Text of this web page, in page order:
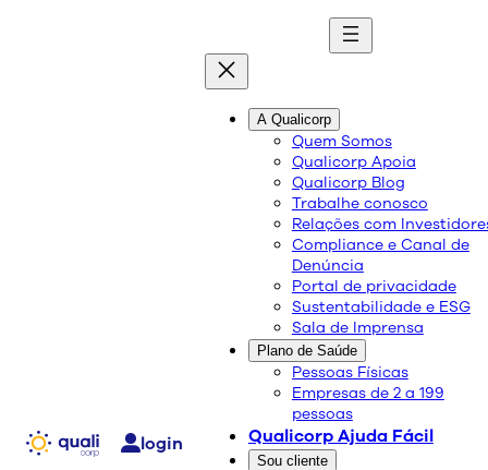
login
A Qualicorp
Quem Somos
Qualicorp Apoia
Qualicorp Blog
Trabalhe conosco
Relações com
Compliance e Canal de
Denúncia
Portal de privacidade
Sustentabilidade e ESG
Sala de Imprensa
Plano de Saúde
Pessoas Físicas
Empresas de 2 a 199
pessoas
Qualicorp Ajuda Fácil
Sou cliente
Qualicorp lidera ranking
das empresas que mais
cresceram nos últimos 5
anos, segundo Valor